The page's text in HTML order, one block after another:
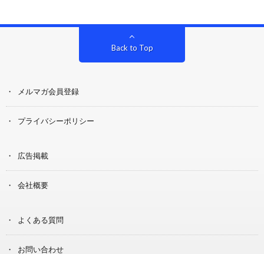
Back to Top
メルマガ会員登録
プライバシーポリシー
広告掲載
会社概要
よくある質問
お問い合わせ